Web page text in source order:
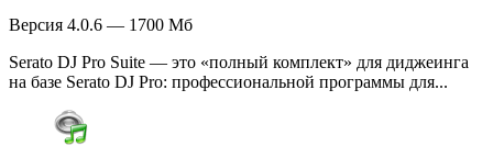
Версия 4.0.6 — 1700 Мб
Serato DJ Pro Suite — это «полный комплект» для диджеинга
на базе Serato DJ Pro: профессиональной программы для...